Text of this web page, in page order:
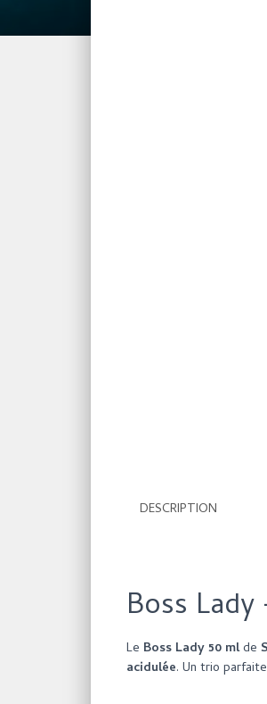
DESCRIPTION
Boss Lady
Le Boss Lady 50 mlde
acidulée. Un trio